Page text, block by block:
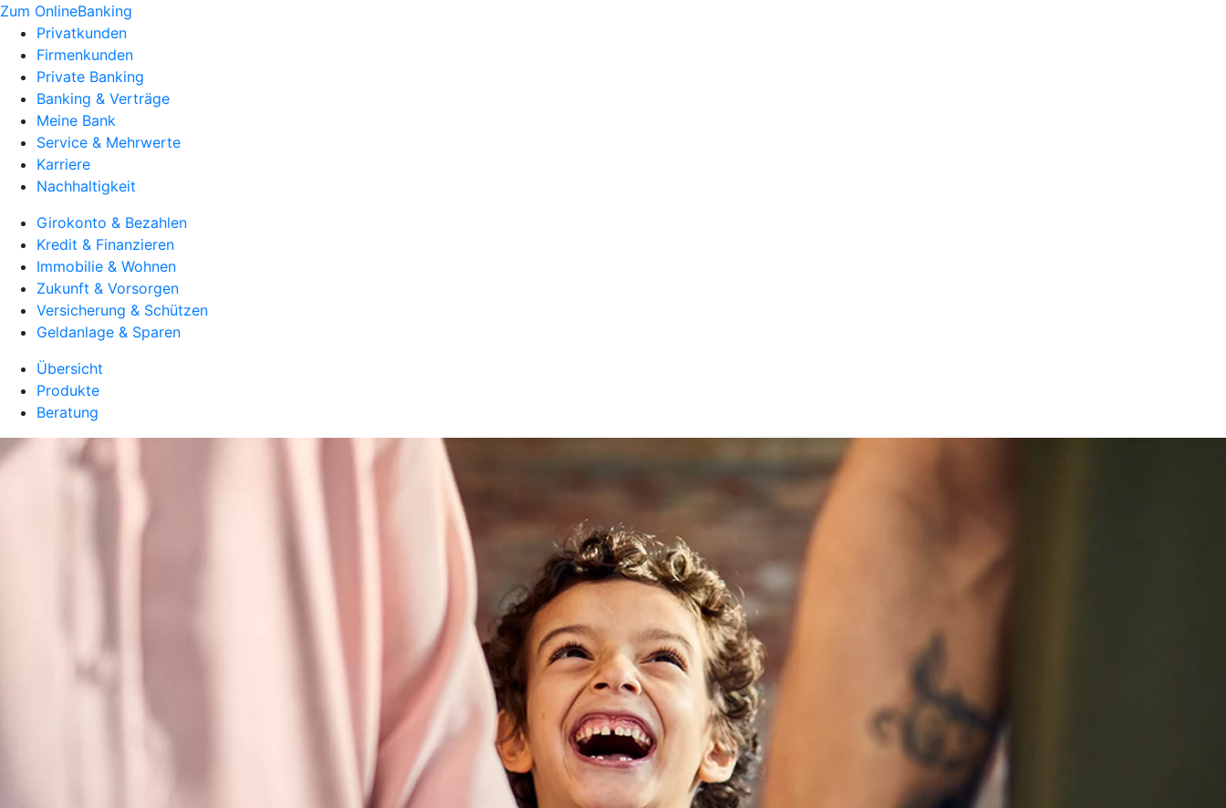
Zum OnlineBanking
Privatkunden
Firmenkunden
Private Banking
Banking & Verträge
Meine Bank
Service & Mehrwerte
Karriere
Nachhaltigkeit
Girokonto & Bezahlen
Kredit & Finanzieren
Immobilie & Wohnen
Zukunft & Vorsorgen
Versicherung & Schützen
Geldanlage & Sparen
Übersicht
Produkte
Beratung